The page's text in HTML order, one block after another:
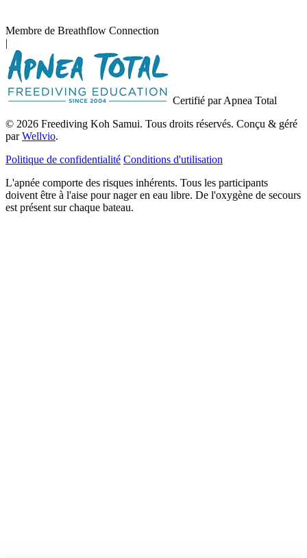
Membre de Breathflow Connection
|
Certifié par Apnea Total
© 2026 Freediving Koh Samui. Tous droits réservés. Conçu & géré
parWellvio.
Politique de confidentialité Conditions d'utilisation
L'apnée comporte des risques inhérents. Tous les participants
doivent être à l'aise pour nager en eau libre. De l'oxygène de secours
est présent sur chaque bateau.